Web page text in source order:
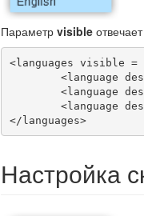
Параметр visible
<languages visible
</languages>
Настройка